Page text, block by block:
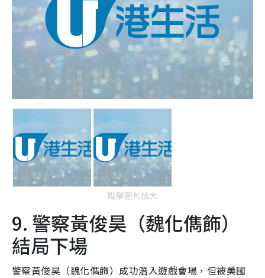
點擊圖片放大
9. 警察黃俊昊（魏化儁飾）
結局下場
警察黃俊昊（魏化儁飾）成功潛入遊戲會場，但被美國